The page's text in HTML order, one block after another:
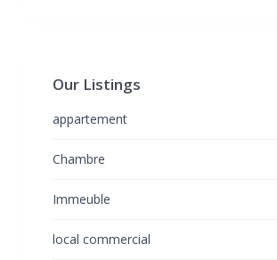
Our Listings
appartement
Chambre
Immeuble
local commercial